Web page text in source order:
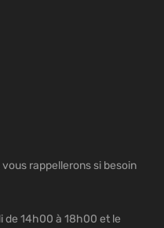
rappellerons si besoin
de 14h00 à 18h00 et le